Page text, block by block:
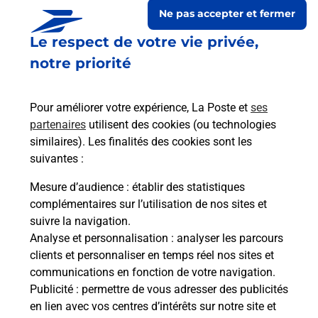
Le respect de votre vie privée,
notre priorité
Pour améliorer votre expérience, La Poste et ses
partenaires utilisent des cookies (ou technologies
similaires). Les finalités des cookies sont les
suivantes :
Mesure d’audience : établir des statistiques
complémentaires sur l’utilisation de nos sites et
suivre la navigation.
Analyse et personnalisation : analyser les parcours
clients et personnaliser en temps réel nos sites et
communications en fonction de votre navigation.
Publicité : permettre de vous adresser des publicités
en lien avec vos centres d’intérêts sur notre site et
Ne pas accepter et fermer
Collecte du courrier aujourd'hui à 08h30
3 Rue De L Eglise
02470 Sommelans
Itinéraire
Le lien s'ouvre dans un nouvel onglet